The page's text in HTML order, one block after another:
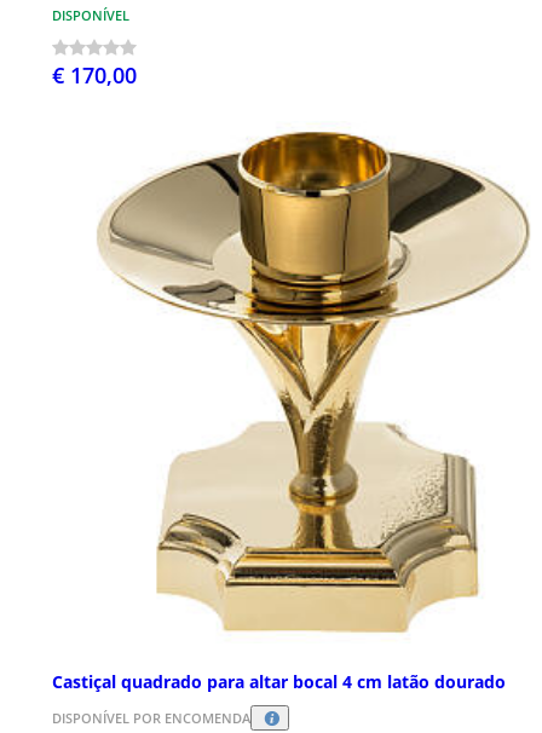
DISPONÍVEL
€ 170,00
Castiçal quadrado para altar bocal 4 cm latão dourado
DISPONÍVEL POR ENCOMENDA